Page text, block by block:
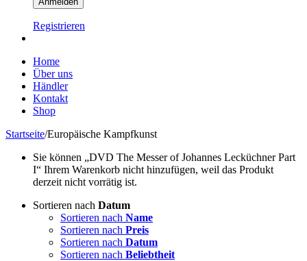
Registrieren
Home
Über uns
Händler
Kontakt
Shop
Startseite/Europäische Kampfkunst
Sie können „DVD The Messer of Johannes Lecküchner Part
I“ Ihrem Warenkorb nicht hinzufügen, weil das Produkt
derzeit nicht vorrätig ist.
Sortieren nach Datum
Sortieren nach Name
Sortieren nach Preis
Sortieren nach Datum
Sortieren nach Beliebtheit